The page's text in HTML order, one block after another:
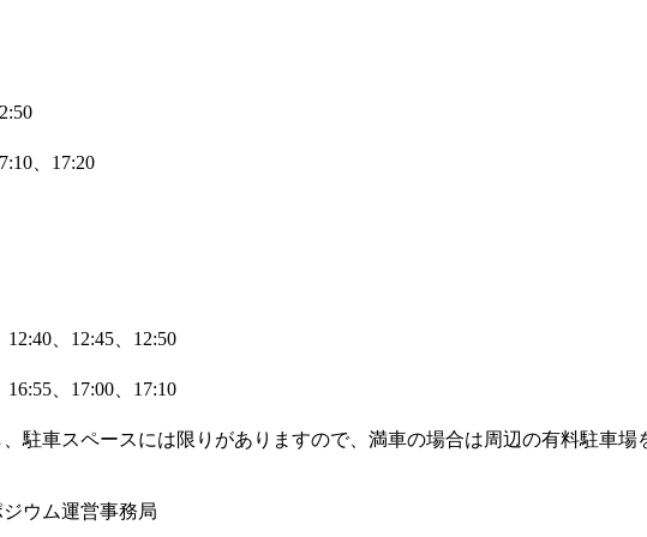
、17:20
、12:45、12:50
、17:00、17:10
駐車スペースには限りがありますので、満車の場合は周辺の有料駐車場
ウム運営事務局